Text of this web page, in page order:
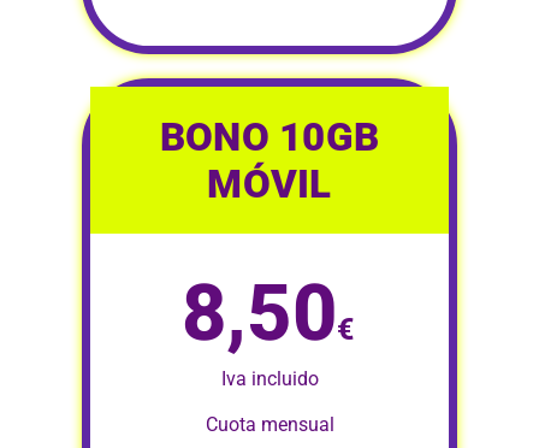
BONO 10GB
MÓVIL
8,50€
Iva incluido
Cuota mensual